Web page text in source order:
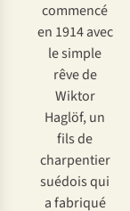
commencé
en 1914 avec
le simple
rêve de
Wiktor
Haglöf, un
fils de
charpentier
suédois qui
a fabriqué